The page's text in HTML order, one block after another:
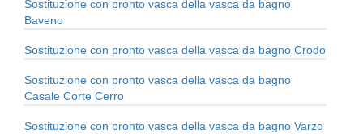
Sostituzione con pronto vasca della vasca da bagno
Baveno
Sostituzione con pronto vasca della vasca da bagno Crodo
Sostituzione con pronto vasca della vasca da bagno
Casale Corte Cerro
Sostituzione con pronto vasca della vasca da bagno Varzo